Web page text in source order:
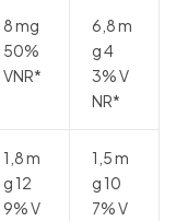
8 mg
50%
VNR*
6,8 m
g 4
3% V
NR*
1,8 m
g 12
9% V
1,5 m
g 10
7% V